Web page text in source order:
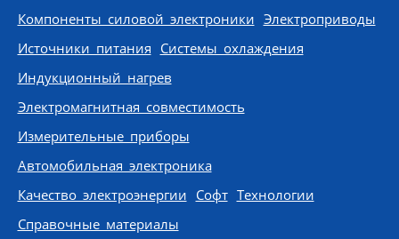
Компоненты силовой электроники Электроприводы
Источники питания Системы охлаждения
Индукционный нагрев
Электромагнитная совместимость
Измерительные приборы
Автомобильная электроника
Качество электроэнергии Софт Технологии
Справочные материалы